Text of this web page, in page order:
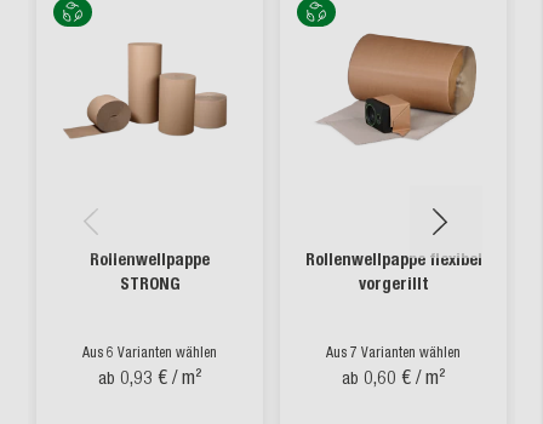
Rollenwellpappe
STRONG
Aus 6 Varianten wählen
ab 0,93 € / m²
Rollenwellpappe flexibel
vorgerillt
Aus 7 Varianten wählen
ab 0,60 € / m²